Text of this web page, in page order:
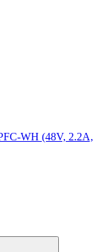
WH (48V, 2.2A,